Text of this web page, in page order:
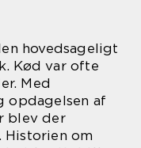
hovedsageligt
Kød var ofte
Med
opdagelsen af
blev der
om